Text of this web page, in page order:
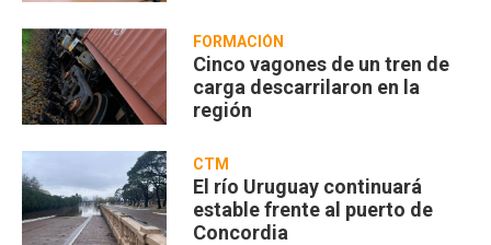
FORMACIÓN
Cinco vagones de un tren de
carga descarrilaron en la
región
CTM
El río Uruguay continuará
estable frente al puerto de
Concordia